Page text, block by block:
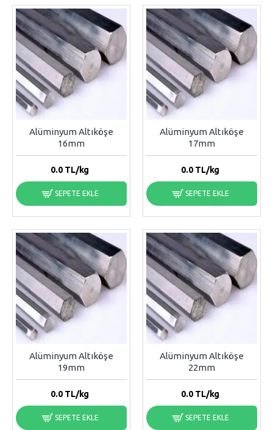
Alüminyum Altıköşe
16mm
0.0TL/kg
SEPETE EKLE
Alüminyum Altıköşe
17mm
0.0TL/kg
SEPETE EKLE
Alüminyum Altıköşe
19mm
0.0TL/kg
SEPETE EKLE
Alüminyum Altıköşe
22mm
0.0TL/kg
SEPETE EKLE